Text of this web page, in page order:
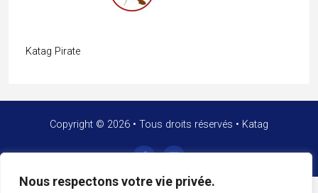
Nous respectons votre vie privée.
Katag Pirate
Copyright © 2026 • Tous droits réservés • Katag